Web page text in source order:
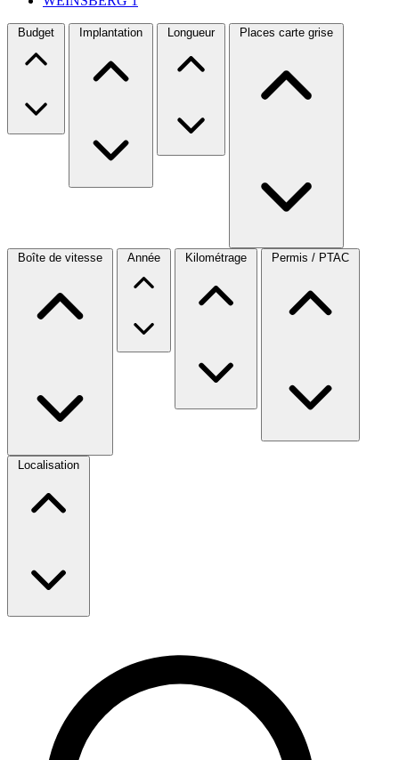
Budget Implantation Longueur Places carte grise
Boîte de vitesse Année Kilométrage Permis / PTAC
Localisation